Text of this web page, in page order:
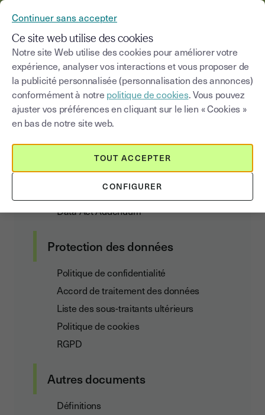
Liste des Sous traitants de
données personnelles
Contrat client
Conditions Générales d’Abonnement et
d’Utilisation
Data Act Addendum
Protection des données
Politique de confidentialité
Accord de traitement des données
Liste des sous-traitants ultérieurs
Politique de cookies
RGPD
Autres documents
Définitions
Continuer sans accepter
Ce site web utilise des cookies
Notre site Web utilise des cookies pour améliorer votre
expérience, analyser vos interactions et vous proposer de
la publicité personnalisée (personnalisation des annonces)
conformément à notre politique de cookies. Vous pouvez
ajuster vos préférences en cliquant sur le lien « Cookies »
en bas de notre site web.
CONFIGURER
TOUT ACCEPTER